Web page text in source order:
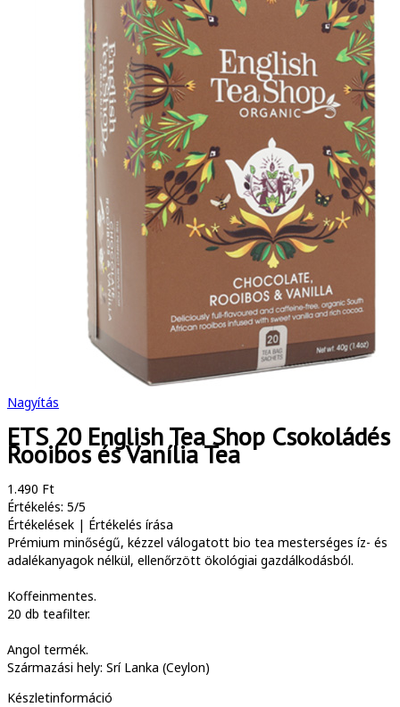
Nagyítás
ETS 20 English Tea Shop Csokoládés
Rooibos és Vanília Tea
1.490 Ft
Értékelés: 5/5
Értékelések | Értékelés írása
Prémium minőségű, kézzel válogatott bio tea mesterséges íz- és
adalékanyagok nélkül, ellenőrzött ökológiai gazdálkodásból.
Koffeinmentes.
20 db teafilter.
Angol termék.
Származási hely: Srí Lanka (Ceylon)
Készletinformáció